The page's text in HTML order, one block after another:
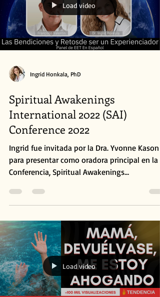
Load video
Ingrid Honkala, PhD
Spiritual Awakenings
International 2022 (SAI)
Conference 2022
Ingrid fue invitada por la Dra. Yvonne Kason
para presentar como oradora principal en la
Conferencia, Spiritual Awakenings
Load video